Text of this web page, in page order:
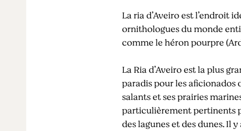
La ria d’Aveiro est l’endroit
ornithologues du monde
comme le héron pourpre
La Ria d’Aveiro est la plus
paradis pour les aficionados
salants et ses prairies
particulièrement pertinents
des lagunes et des dunes. Il